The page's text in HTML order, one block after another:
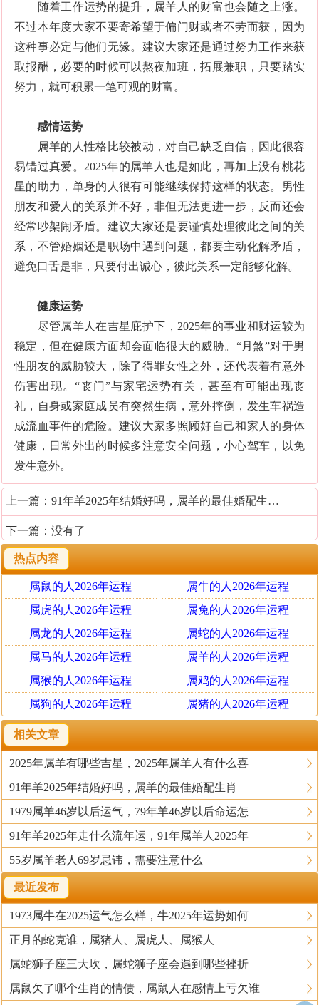
随着工作运势的提升，属羊人的财富也会随之上涨。
不过本年度大家不要寄希望于偏门财或者不劳而获，因为
这种事必定与他们无缘。建议大家还是通过努力工作来获
取报酬，必要的时候可以熬夜加班，拓展兼职，只要踏实
努力，就可积累一笔可观的财富。
感情运势
属羊的人性格比较被动，对自己缺乏自信，因此很容
易错过真爱。2025年的属羊人也是如此，再加上没有桃花
星的助力，单身的人很有可能继续保持这样的状态。男性
朋友和爱人的关系并不好，非但无法更进一步，反而还会
经常吵架闹矛盾。建议大家还是要谨慎处理彼此之间的关
系，不管婚姻还是职场中遇到问题，都要主动化解矛盾，
避免口舌是非，只要付出诚心，彼此关系一定能够化解。
健康运势
尽管属羊人在吉星庇护下，2025年的事业和财运较为
稳定，但在健康方面却会面临很大的威胁。“月煞”对于男
性朋友的威胁较大，除了得罪女性之外，还代表着有意外
伤害出现。“丧门”与家宅运势有关，甚至有可能出现丧
礼，自身或家庭成员有突然生病，意外摔倒，发生车祸造
成流血事件的危险。建议大家多照顾好自己和家人的身体
健康，日常外出的时候多注意安全问题，小心驾车，以免
发生意外。
上一篇： 91年羊2025年结婚好吗，属羊的最佳婚配生肖是谁
下一篇：没有了
热点内容
属鼠的人2026年运程
属牛的人2026年运程
属虎的人2026年运程
属兔的人2026年运程
属龙的人2026年运程
属蛇的人2026年运程
属马的人2026年运程
属羊的人2026年运程
属猴的人2026年运程
属鸡的人2026年运程
属狗的人2026年运程
属猪的人2026年运程
相关文章
2025年属羊有哪些吉星，2025年属羊人有什么喜
91年羊2025年结婚好吗，属羊的最佳婚配生肖
1979属羊46岁以后运气，79年羊46岁以后命运怎
91年羊2025年走什么流年运，91年属羊人2025年
55岁属羊老人69岁忌讳，需要注意什么
最近发布
1973属牛在2025运气怎么样，牛2025年运势如何
正月的蛇克谁，属猪人、属虎人、属猴人
属蛇狮子座三大坎，属蛇狮子座会遇到哪些挫折
属鼠欠了哪个生肖的情债，属鼠人在感情上亏欠谁